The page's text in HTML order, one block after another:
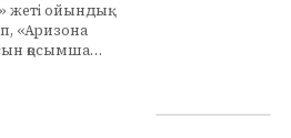
ойындық
«Аризона
қосымша
Сёхэй